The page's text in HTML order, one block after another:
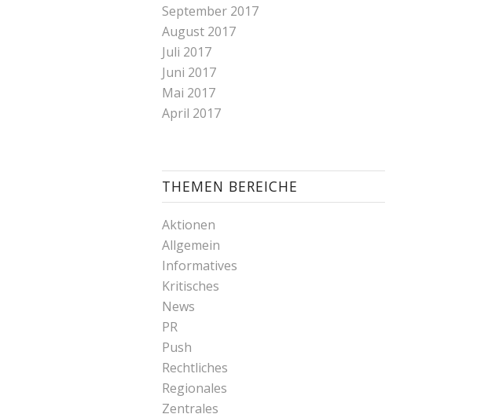
September 2017
August 2017
Juli 2017
Juni 2017
Mai 2017
April 2017
THEMEN BEREICHE
Aktionen
Allgemein
Informatives
Kritisches
News
PR
Push
Rechtliches
Regionales
Zentrales